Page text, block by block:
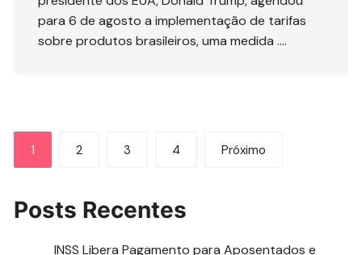
para 6 de agosto a implementação de tarifas
sobre produtos brasileiros, uma medida ….
Paginação
de
posts
1 2 3 4 Próximo
Posts Recentes
INSS Libera Pagamento para Aposentados e